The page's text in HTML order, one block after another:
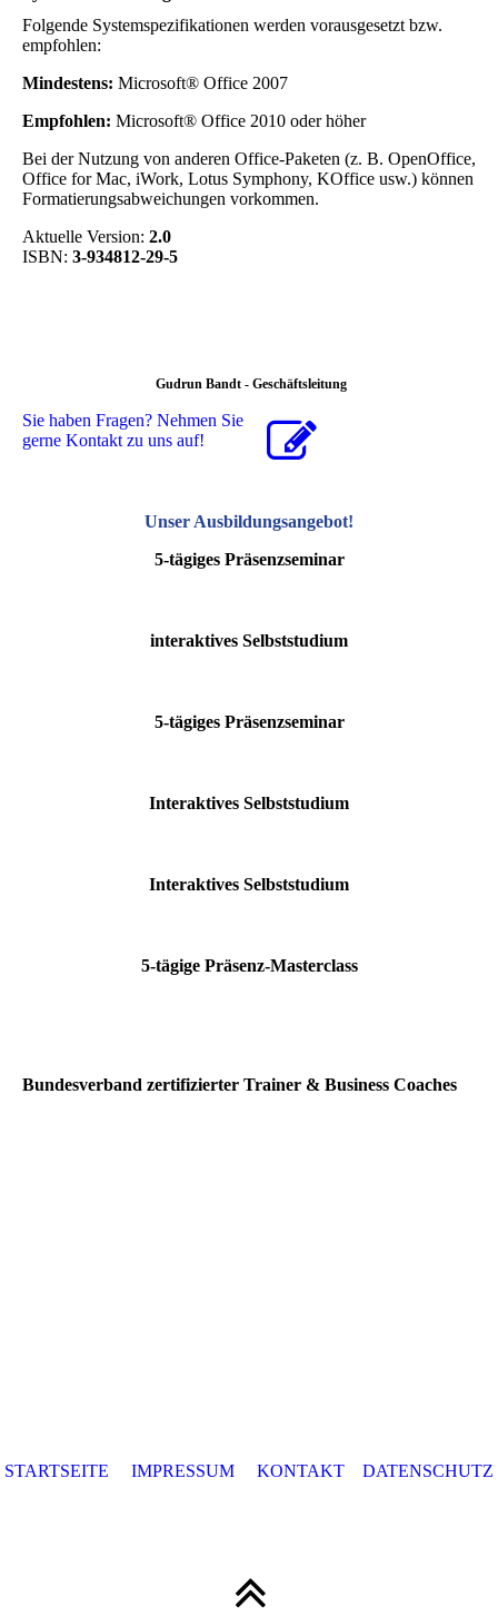
Folgende Systemspezifikationen werden vorausgesetzt bzw.
empfohlen:
Mindestens: Microsoft® Office 2007
Empfohlen: Microsoft® Office 2010 oder höher
Bei der Nutzung von anderen Office-Paketen (z. B. OpenOffice,
Office for Mac, iWork, Lotus Symphony, KOffice usw.) können
Formatierungsabweichungen vorkommen.
Aktuelle Version: 2.0
ISBN: 3-934812-29-5
Gudrun Bandt - Geschäftsleitung
Sie haben Fragen? Nehmen Sie
gerne Kontakt zu uns auf!
Unser Ausbildungsangebot!
5-tägiges Präsenzseminar
interaktives Selbststudium
5-tägiges Präsenzseminar
Interaktives Selbststudium
Interaktives Selbststudium
5-tägige Präsenz-Masterclass
Bundesverband zertifizierter Trainer & Business Coaches
STARTSEITE IMPRESSUM KONTAKT DATENSCHUTZ